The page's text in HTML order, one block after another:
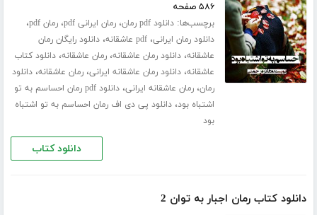
۵۸۶ صفحه
برچسب‌ها:دانلود pdf رمان ،رمان ایرانی pdf ،رمان pdf ،
دانلود رمان ایرانی،pdf عاشقانه ،دانلود رایگان رمان
عاشقانه،دانلود رمان عاشقانه،رمان عاشقانه،دانلود کتاب
عاشقانه،دانلود رمان عاشقانه ایرانی،رمان عاشقانه،دانلود
رمان،رمان عاشقانه ایرانی،
دانلود pdf رمان احساسم به تو
اشتباه بود،دانلود پی دی اف رمان احساسم به تو اشتباه
بود
دانلود کتاب
دانلود کتاب رمان اجبار به توان 2